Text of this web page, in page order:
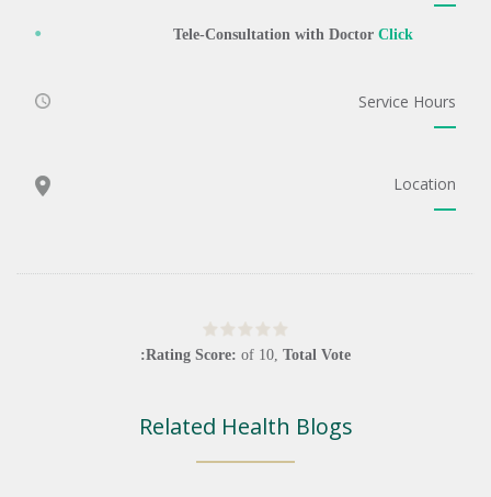
Tele-Consultation with Doctor Click
Service Hours
Location
Rating Score: of 10, Total Vote:
Related Health Blogs